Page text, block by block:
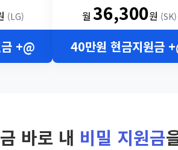
(LG)
+@
월36,300원 (SK)
40만원 현금지원금
바로 내 비밀 지원금